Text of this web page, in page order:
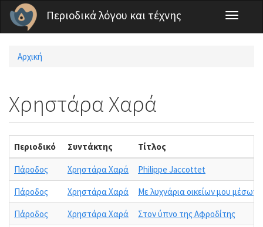
Παράκαμψη προς το κυρίως περιεχόμενο
Περιοδικά λόγου και τέχνης
Toggle
Είστε εδώ
Αρχική
Χρηστάρα Χαρά
Περιοδικό Συντάκτης Τίτλος
Πάροδος Χρηστάρα Χαρά
Philippe Jaccottet
Πάροδος
Χρηστάρα Χαρά
Με λυχνάρια οικείων μου μέσων
Πάροδος
Χρηστάρα Χαρά
Στον ύπνο της Αφροδίτης